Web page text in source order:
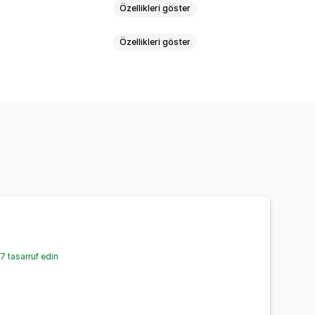
Özellikleri göster
Özellikleri göster
tasarruf edin